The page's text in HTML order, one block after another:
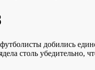
добились
столь убедительно,